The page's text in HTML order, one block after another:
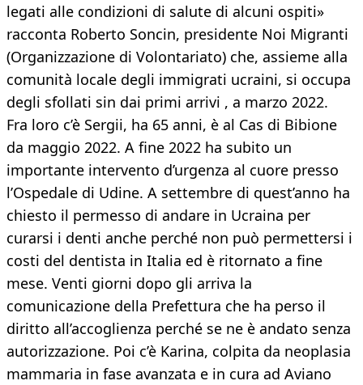
legati alle condizioni di salute di alcuni ospiti»
racconta Roberto Soncin, presidente Noi Migranti
(Organizzazione di Volontariato) che, assieme alla
comunità locale degli immigrati ucraini, si occupa
degli sfollati sin dai primi arrivi , a marzo 2022.
Fra loro c’è Sergii, ha 65 anni, è al Cas di Bibione
da maggio 2022. A fine 2022 ha subito un
importante intervento d’urgenza al cuore presso
l’Ospedale di Udine. A settembre di quest’anno ha
chiesto il permesso di andare in Ucraina per
curarsi i denti anche perché non può permettersi i
costi del dentista in Italia ed è ritornato a fine
mese. Venti giorni dopo gli arriva la
comunicazione della Prefettura che ha perso il
diritto all’accoglienza perché se ne è andato senza
autorizzazione. Poi c’è Karina, colpita da neoplasia
mammaria in fase avanzata e in cura ad Aviano